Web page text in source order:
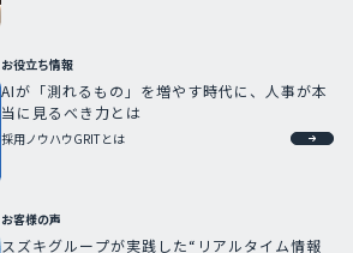
お役立ち情報
AIが「測れるもの」を増やす時代に、人事が本
当に見るべき力とは
採用ノウハウGRITとは
お客様の声
スズキグループが実践した“リアルタイム情報